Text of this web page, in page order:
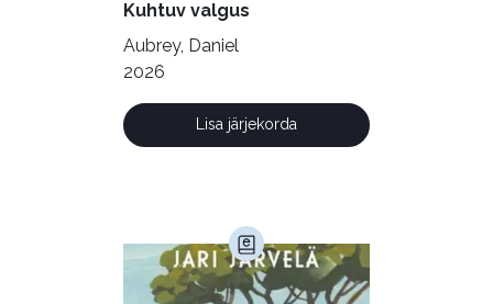
Krimi ja põnevik (1286)
Kultuur ja teadus (45)
Kunst ja looming (86)
Laste- ja noortekirjandus (581)
Loodusteadus (32)
Maamajandus (24)
Kuhtuv valgus
Aubrey, Daniel
2026
Lisa järjekorda